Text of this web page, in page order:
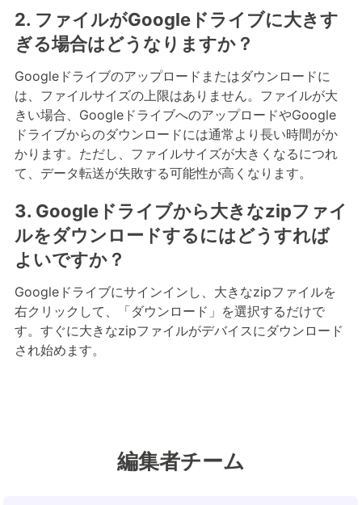
2. ファイルがGoogleドライブに大きす
ぎる場合はどうなりますか？
Googleドライブのアップロードまたはダウンロードに
は、ファイルサイズの上限はありません。ファイルが大
きい場合、GoogleドライブへのアップロードやGoogle
ドライブからのダウンロードには通常より長い時間がか
かります。ただし、ファイルサイズが大きくなるにつれ
て、データ転送が失敗する可能性が高くなります。
3. Googleドライブから大きなzipファイ
ルをダウンロードするにはどうすれば
よいですか？
Googleドライブにサインインし、大きなzipファイルを
右クリックして、「ダウンロード」を選択するだけで
す。すぐに大きなzipファイルがデバイスにダウンロード
され始めます。
編集者チーム